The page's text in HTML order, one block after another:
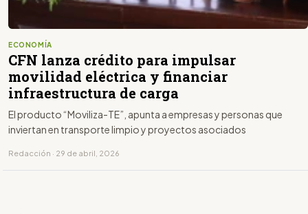
ECONOMÍA
CFN lanza crédito para impulsar
movilidad eléctrica y financiar
infraestructura de carga
El producto “Moviliza-TE”, apunta a empresas y personas que
inviertan en transporte limpio y proyectos asociados
Redacción · 29 de abril, 2026